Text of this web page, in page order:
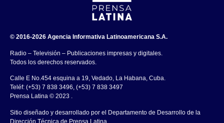
© 2016-2026 Agencia Informativa Latinoamericana S.A.
Radio – Televisión – Publicaciones impresas y digitales.
Todos los derechos reservados.
Calle E No.454 esquina a 19, Vedado, La Habana, Cuba.
Teléf: (+53) 7 838 3496, (+53) 7 838 3497
Prensa Latina © 2023 .
Sitio diseñado y desarrollado por el Departamento de Desarrollo de la
Dirección Técnica de Prensa Latina.